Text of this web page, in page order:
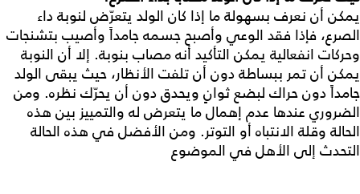
يمكن أن نعرف بسهولة ما إذا كان الولد يتعرّض لنوبة داء
الصرع، فإذا فقد الوعي وأصبح جسمه جامداً وأصيب بتشنجات
وحركات انفعالية يمكن التأكيد أنه مصاب بنوبة. إلا أن النوبة
يمكن أن تمر ببساطة دون أن تلفت الأنظار، حيث يبقى الولد
جامداً دون حراك لبضع ثوانٍ ويحدق دون أن يحرّك نظره. ومن
الضروري عندها عدم إهمال ما يتعرض له والتمييز بين هذه
الحالة وقلة الانتباه أو التوتر. ومن الأفضل في هذه الحالة
التحدث إلى الأهل في الموضوع